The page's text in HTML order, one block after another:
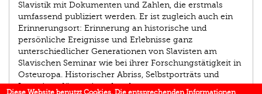
Slavis­tik mit Dokumenten und Zahlen, die erstmals
umfassend publiziert werden. Er ist zugleich auch ein
Erinnerungsort: Erinnerung an historische und
persönliche Ereignisse und Erlebnisse ganz
unterschiedlicher Generationen von Slavisten am
Slavischen Seminar wie bei ihrer Forschungs­tätigkeit in
Osteuropa. Historischer Abriss, Selbstporträts und
Interviews lösen einander ab.
Diese Website benutzt Cookies. Die entsprechenden Informationen